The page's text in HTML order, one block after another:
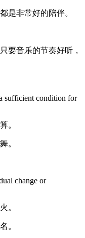
是非常好的陪伴。
要音乐的节奏好听，
sufficient condition for
。
。
change or
。
。